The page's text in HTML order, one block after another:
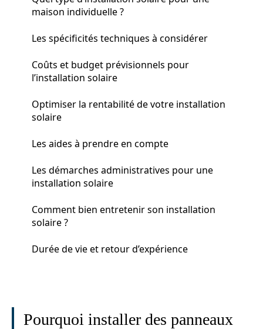
maison individuelle ?
Les spécificités techniques à considérer
Coûts et budget prévisionnels pour
l’installation solaire
Optimiser la rentabilité de votre installation
solaire
Les aides à prendre en compte
Les démarches administratives pour une
installation solaire
Comment bien entretenir son installation
solaire ?
Durée de vie et retour d’expérience
Pourquoi installer des panneaux